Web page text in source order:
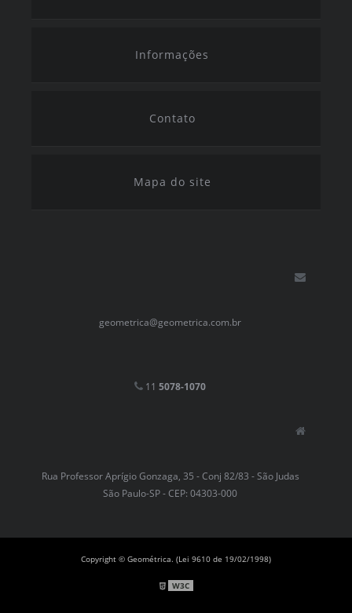
Informações
Contato
Mapa do site
geometrica@geometrica.com.br
11 5078-1070
Rua Professor Aprígio Gonzaga, 35 - Conj 82/83 - São Judas
São Paulo-SP - CEP: 04303-000
Copyright © Geométrica. (Lei 9610 de 19/02/1998)
W3C